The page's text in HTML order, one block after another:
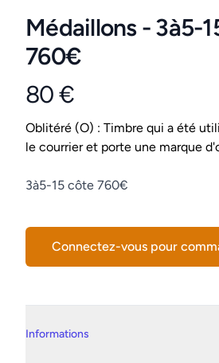
Médaillons - 3à5-
760€
Product information
80 €
Conditions
Oblitéré (O) : Timbre qui a été
le courrier et porte une marque
Description
3à5-15 côte 760€
Connectez-vous pour
Informations